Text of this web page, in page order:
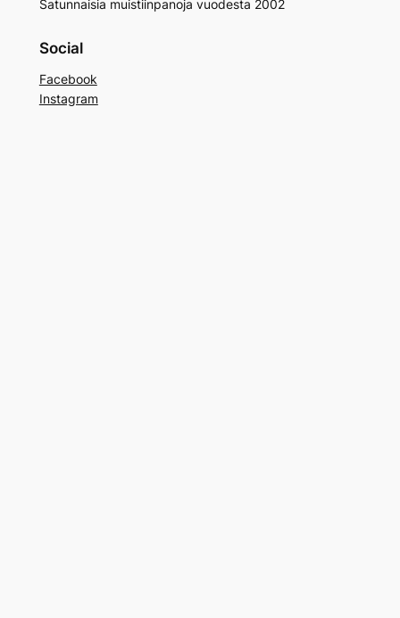
Satunnaisia muistiinpanoja vuodesta 2002
Social
Facebook
Instagram